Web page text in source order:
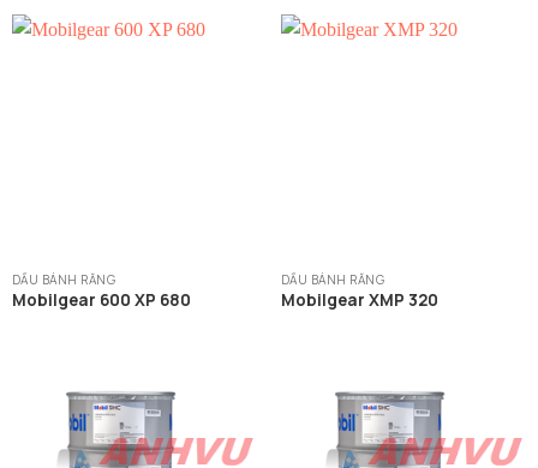
DẦU BÁNH RĂNG
Mobilgear 600 XP 680
DẦU BÁNH RĂNG
Mobilgear XMP 320